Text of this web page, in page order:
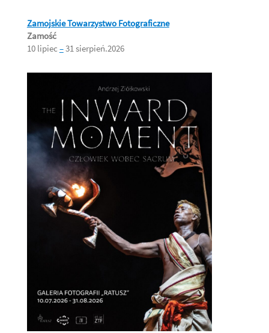
Zamojskie Towarzystwo Fotograficzne
Zamość
10 lipiec –31 sierpień.2026